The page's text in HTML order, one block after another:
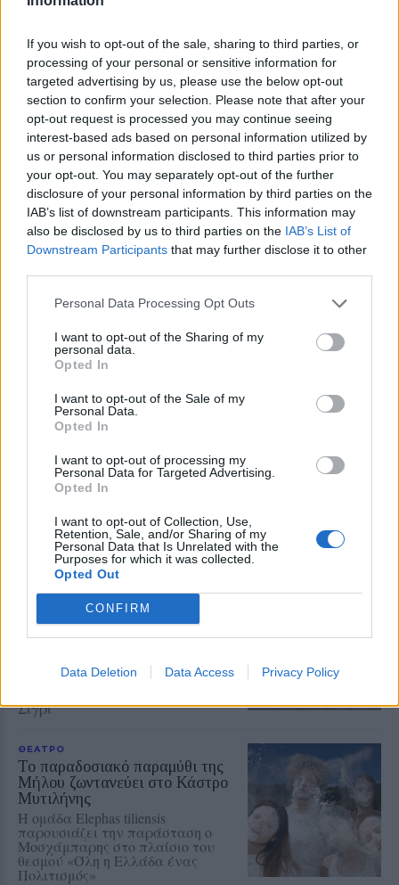
If you wish to opt-out of the sale, sharing to third parties, or
processing of your personal or sensitive information for
targeted advertising by us, please use the below opt-out
section to confirm your selection. Please note that after your
opt-out request is processed you may continue seeing
interest-based ads based on personal information utilized by
us or personal information disclosed to third parties prior to
your opt-out. You may separately opt-out of the further
disclosure of your personal information by third parties on the
IAB’s list of downstream participants. This information may
also be disclosed by us to third parties on the IAB’s List of
Downstream Participants that may further disclose it to other
Personal Data Processing Opt Outs
I want to opt-out of the Sharing of my
personal data.
Opted In
I want to opt-out of the Sale of my
Personal Data.
Opted In
I want to opt-out of processing my
Personal Data for Targeted Advertising.
Opted In
I want to opt-out of Collection, Use,
Retention, Sale, and/or Sharing of my
Personal Data that Is Unrelated with the
Purposes for which it was collected.
Opted Out
CONFIRM
Data Deletion Data Access Privacy Policy
ΑΤΖΕΝΤΑ
Παπαλίνα, ούζο και μουσική
απόψε στον Κόλπο της Γέρας
Πλούσιο καλλιτεχνικό πρόγραμμα
και χορευτικά συγκροτήματα στη
Γιορτή Παπαλίνας που ξεκινά στις
20.30 στα Πηγαδάκια
ΑΤΖΕΝΤΑ
Μια κουταλιά μέλι, μια γεύση
Γευσιγνωσία φρεσκοτρυγημένου
της κυψέλης το Σάββατο 8
Αυγούστου στο Μουσείο Φυσικής
Ιστορίας Απολιθωμένου Δάσους
ΡΕΠΟΡΤΑΖ ΕΛΕΥΘΕΡΟΣ ΧΡΟΝΟΣ
τη «Γιορτή του Κρασιού» τα
Πάμφιλα
Με πολύ χορό, τραγούδι και
Ο Πορτοκαλεώνας των
Παρακοίλων «σερβιρίστηκε» στο
πορτοκάλι, λεμόνι, μανταρίνι και
νεράντζι δοκίμασαν οι επισκέπτες
Σίγρι
ΘΕΑΤΡΟ
Το παραδοσιακό παραμύθι της
Μήλου ζωντανεύει στο Κάστρο
Μυτιλήνης
Η ομάδα Elephas tiliensis
παρουσιάζει την παράσταση o
Μοσχάμπαρης στο πλαίσιο του
θεσμού «Όλη η Ελλάδα ένας
Πολιτισμός»